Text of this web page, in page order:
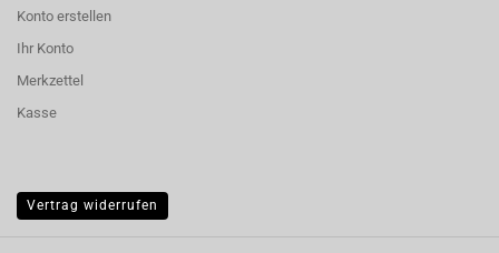
Konto erstellen
Ihr Konto
Merkzettel
Kasse
Vertrag widerrufen